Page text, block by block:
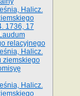
Halicz.
1736, 17
relacyjnego
Halicz.
ziemskiego
Halicz.